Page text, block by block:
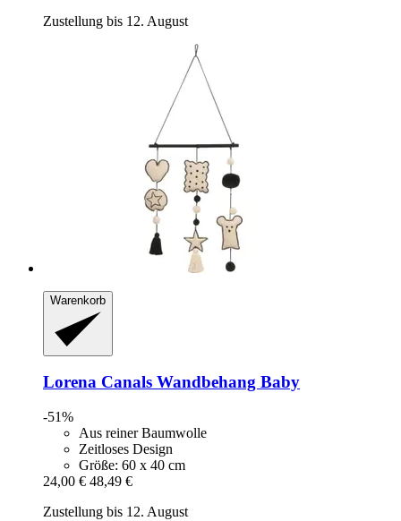
Zustellung bis 12. August
Warenkorb
Lorena Canals Wandbehang Baby
-51%
Aus reiner Baumwolle
Zeitloses Design
Größe: 60 x 40 cm
24,00 € 48,49 €
Zustellung bis 12. August